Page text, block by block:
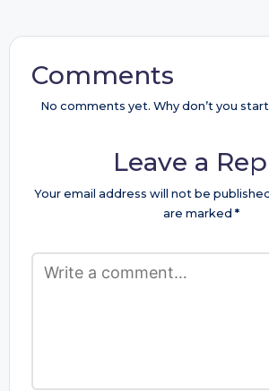
Comments
No comments yet. Why don’t you
Leave a
Your email address will not be
are marked *